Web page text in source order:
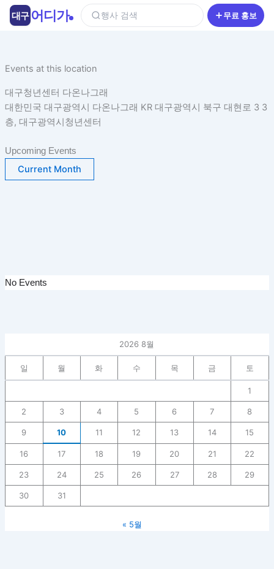
건
뛰
기
Events at this location
대구청년센터 다온나그래
대한민국 대구광역시 다온나그래 KR 대구광역시 북구 대현로 3 3
층, 대구광역시청년센터
Upcoming Events
Current Month
No Events
2026 8월
일 월 화 수 목 금 토
1
2 3 4 5 6 7 8
9 10 11 12 13 14 15
16 17 18 19 20 21 22
23 24 25 26 27 28 29
30 31
« 5월
대구 어디가 행사 검색 무료 홍보